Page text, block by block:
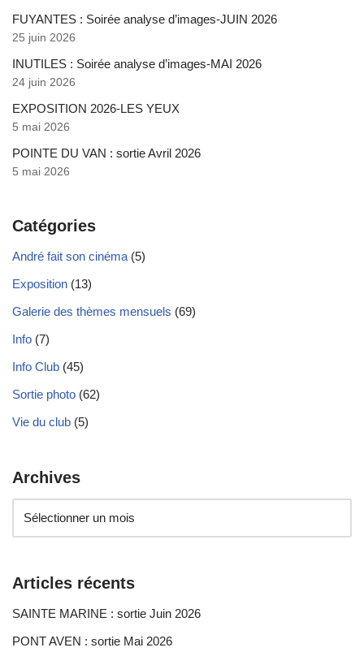
FUYANTES : Soirée analyse d’images-JUIN 2026
25 juin 2026
INUTILES : Soirée analyse d’images-MAI 2026
24 juin 2026
EXPOSITION 2026-LES YEUX
5 mai 2026
POINTE DU VAN : sortie Avril 2026
5 mai 2026
Catégories
André fait son cinéma (5)
Exposition (13)
Galerie des thèmes mensuels (69)
Info (7)
Info Club (45)
Sortie photo (62)
Vie du club (5)
Archives
Articles récents
SAINTE MARINE : sortie Juin 2026
PONT AVEN : sortie Mai 2026